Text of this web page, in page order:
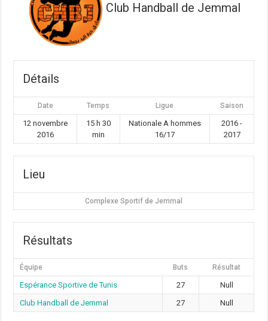
Club Handball de Jemmal
Détails
Date Temps Ligue Saison
12 novembre
2016
15 h 30
min
Nationale A hommes
16/17
2016 -
2017
Lieu
Complexe Sportif de Jemmal
Résultats
Équipe Buts Résultat
Espérance Sportive de Tunis 27
Null
Club Handball de Jemmal
27 Null